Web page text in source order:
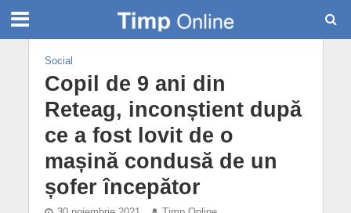
Social
Copil de 9 ani din
Reteag, inconștient după
ce a fost lovit de o
mașină condusă de un
șofer începător